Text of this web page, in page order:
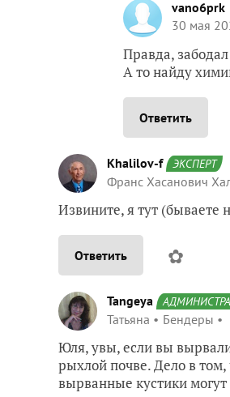
vano6prk
30 мая
Правда,
А то найду
Ответить
Khalilov-f ЭКСПЕРТ
Франс Хасанович
Извините, я тут (бываете
Ответить ✿
Tangeya
Татьяна Бендеры
Юля, увы, если вы
рыхлой почве. Дело в том,
вырванные кустики